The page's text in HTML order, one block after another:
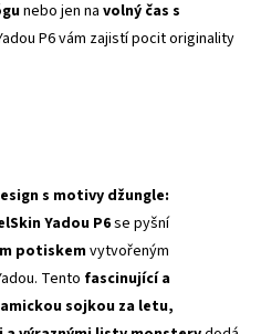
nebo jen na volný čas s
P6 vám zajistí pocit originality
s motivy džungle:
Yadou P6se pyšní
potiskemvytvořeným
Tento fascinující a
sojkou za letu,